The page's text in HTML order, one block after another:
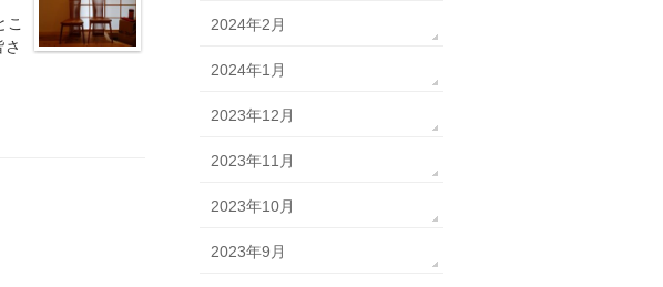
こ
2024年2月
2024年1月
2023年12月
2023年11月
2023年10月
2023年9月